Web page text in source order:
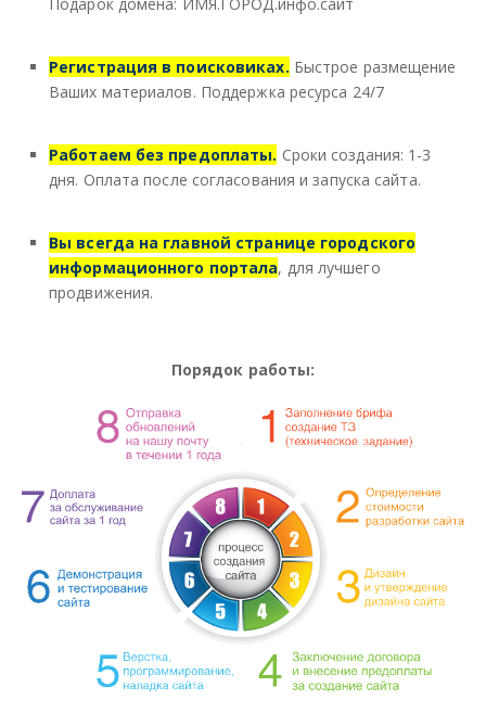
Регистрация в поисковиках. Быстрое размещение
Ваших материалов. Поддержка ресурса 24/7
Работаем без предоплаты. Сроки создания: 1-3
дня. Оплата после согласования и запуска сайта.
Вы всегда на главной странице городского
информационного портала, для лучшего
продвижения.
Порядок работы: